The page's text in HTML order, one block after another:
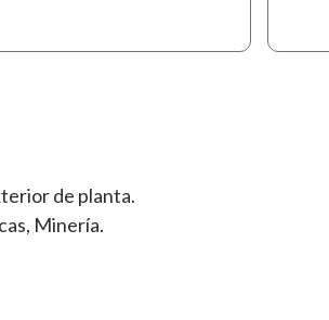
de planta.
Minería.